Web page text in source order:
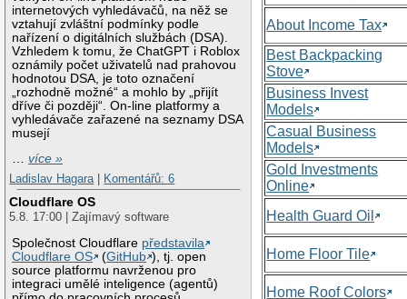
internetových vyhledávačů, na něž se
vztahují zvláštní podmínky podle
nařízení o digitálních službách (DSA).
Vzhledem k tomu, že ChatGPT i Roblox
oznámily počet uživatelů nad prahovou
hodnotou DSA, je toto označení
„rozhodně možné“ a mohlo by „přijít
dříve či později“. On-line platformy a
vyhledávače zařazené na seznamy DSA
musejí
…více »
Ladislav Hagara
Komentářů: 6
Cloudflare OS
5.8. 17:00 | Zajímavý software
Společnost Cloudflare představila
Cloudflare OS
(GitHub ), tj. open
source platformu navrženou pro
integraci umělé inteligence (agentů)
About Income Tax
Best Backpacking
Stove
Business Invest
Models
Casual Business
Models
Gold Investments
Online
Health Guard Oil
Home Floor Tile
Home Roof Colors